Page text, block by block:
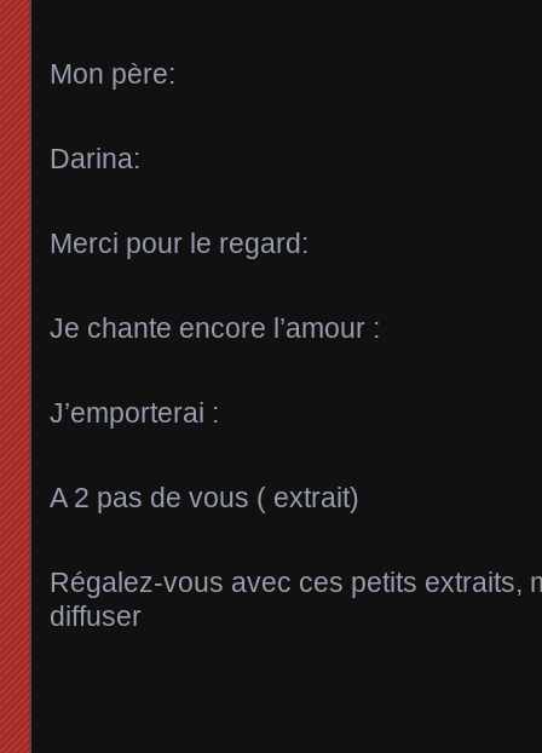
Mon père:
Darina:
Merci pour le regard:
Je chante encore l’amour :
J’emporterai :
A 2 pas de vous ( extrait)
Régalez-vous avec ces petits extraits,
diffuser